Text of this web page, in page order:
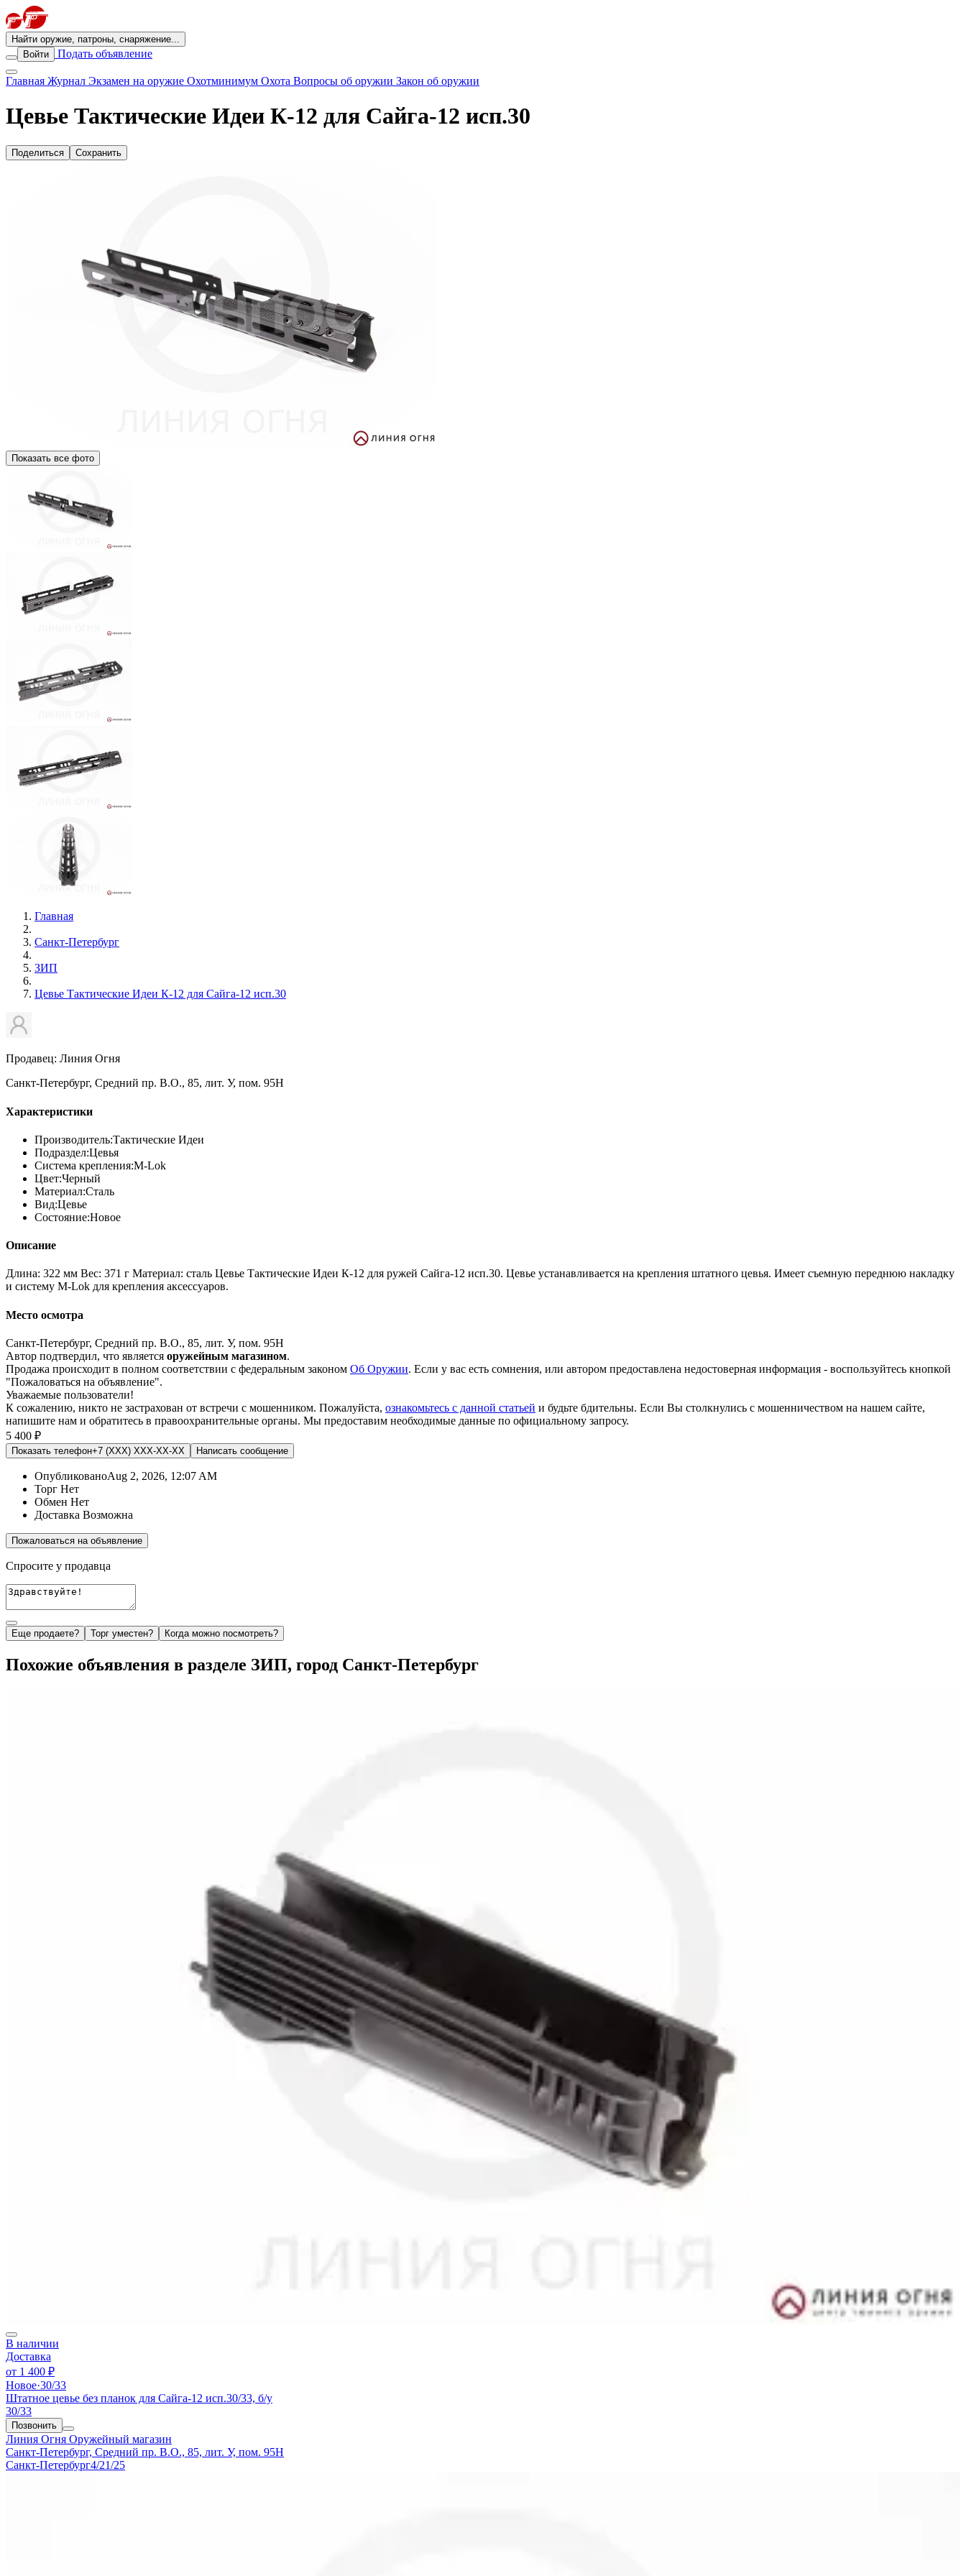
Найти оружие, патроны, снаряжение...
Войти
Подать объявление
Главная Журнал Экзамен на оружие Охотминимум Охота Вопросы об оружии Закон об оружии
Цевье Тактические Идеи К-12 для Сайга-12 исп.30
Поделиться Сохранить
Показать все фото
Главная
Санкт-Петербург
ЗИП
Цевье Тактические Идеи К-12 для Сайга-12 исп.30
Продавец: Линия Огня
Санкт-Петербург, Средний пр. В.О., 85, лит. У, пом. 95Н
Характеристики
Производитель:Тактические Идеи
Подраздел:Цевья
Система крепления:M-Lok
Цвет:Черный
Материал:Сталь
Вид:Цевье
Состояние:Новое
Описание
Длина: 322 мм Вес: 371 г Материал: сталь Цевье Тактические Идеи К-12 для ружей Сайга-12 исп.30. Цевье устанавливается на крепления штатного цевья. Имеет съемную переднюю накладку
и систему M-Lok для крепления аксессуаров.
Место осмотра
Санкт-Петербург, Средний пр. В.О., 85, лит. У, пом. 95Н
Автор подтвердил, что является оружейным магазином.
Продажа происходит в полном соответствии с федеральным законом Об Оружии. Если у вас есть сомнения, или автором предоставлена недостоверная информация - воспользуйтесь кнопкой
"Пожаловаться на объявление".
Уважаемые пользователи!
К сожалению, никто не застрахован от встречи с мошенником. Пожалуйста, ознакомьтесь с данной статьей и будьте бдительны. Если Вы столкнулись с мошенничеством на нашем сайте,
напишите нам и обратитесь в правоохранительные органы. Мы предоставим необходимые данные по официальному запросу.
5 400 ₽
Показать телефон+7 (XXX) XXX-XX-XX Написать сообщение
ОпубликованоAug 2, 2026, 12:07 AM
Торг Нет
Обмен Нет
Доставка Возможна
Пожаловаться на объявление
Спросите у продавца
Еще продаете? Торг уместен? Когда можно посмотреть?
Похожие объявления в разделе ЗИП, город Санкт-Петербург
В наличии
Доставка
от 1 400 ₽
Новое·30/33
Штатное цевье без планок для Сайга-12 исп.30/33, б/у
30/33
Позвонить
Линия Огня Оружейный магазин
Санкт-Петербург, Средний пр. В.О., 85, лит. У, пом. 95Н
Санкт-Петербург4/21/25